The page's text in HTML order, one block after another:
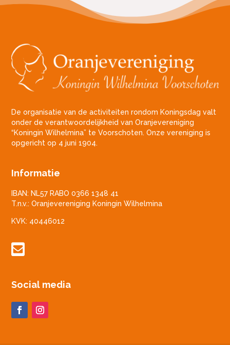
De organisatie van de activiteiten rondom Koningsdag valt
onder de verantwoordelijkheid van Oranjevereniging
“Koningin Wilhelmina” te Voorschoten. Onze vereniging is
opgericht op 4 juni 1904.
Informatie
IBAN: NL57 RABO 0366 1348 41
T.n.v.: Oranjevereniging Koningin Wilhelmina
KVK: 40446012

Social media